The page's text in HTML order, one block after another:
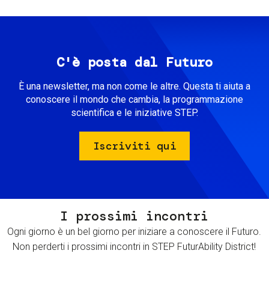
C'è posta dal Futuro
È una newsletter, ma non come le altre. Questa ti aiuta a
conoscere il mondo che cambia, la programmazione
scientifica e le iniziative STEP.
Iscriviti qui
I prossimi incontri
Ogni giorno è un bel giorno per iniziare a conoscere il Futuro.
Non perderti i prossimi incontri in STEP FuturAbility District!